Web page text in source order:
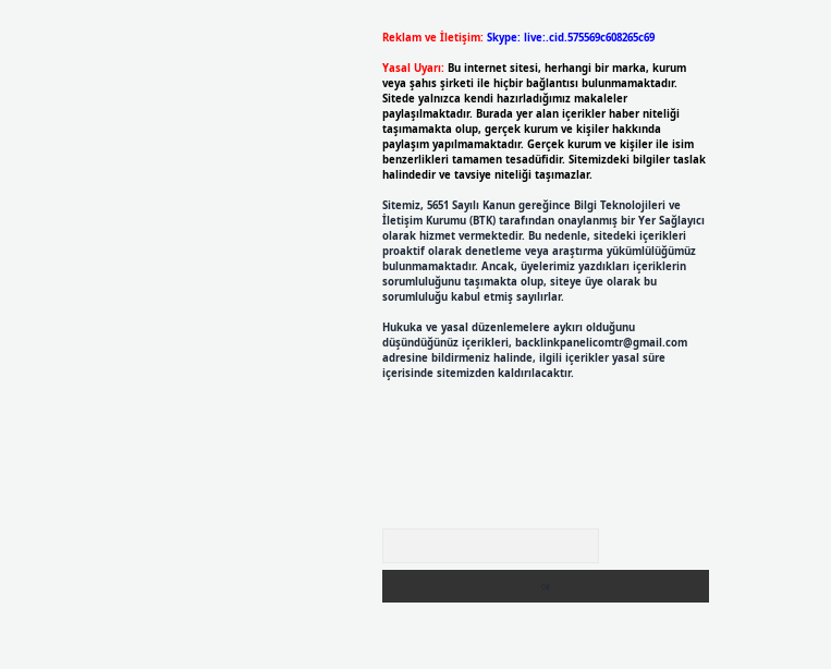
Reklam ve İletişim: Skype: live:.cid.575569c608265c69
Yasal Uyarı: Bu internet sitesi, herhangi bir marka, kurum
veya şahıs şirketi ile hiçbir bağlantısı bulunmamaktadır.
Sitede yalnızca kendi hazırladığımız makaleler
paylaşılmaktadır. Burada yer alan içerikler haber niteliği
taşımamakta olup, gerçek kurum ve kişiler hakkında
paylaşım yapılmamaktadır. Gerçek kurum ve kişiler ile isim
benzerlikleri tamamen tesadüfidir. Sitemizdeki bilgiler taslak
halindedir ve tavsiye niteliği taşımazlar.
Sitemiz, 5651 Sayılı Kanun gereğince Bilgi Teknolojileri ve
İletişim Kurumu (BTK) tarafından onaylanmış bir Yer Sağlayıcı
olarak hizmet vermektedir. Bu nedenle, sitedeki içerikleri
proaktif olarak denetleme veya araştırma yükümlülüğümüz
bulunmamaktadır. Ancak, üyelerimiz yazdıkları içeriklerin
sorumluluğunu taşımakta olup, siteye üye olarak bu
sorumluluğu kabul etmiş sayılırlar.
Hukuka ve yasal düzenlemelere aykırı olduğunu
düşündüğünüz içerikleri, backlinkpanelicomtr@gmail.com
adresine bildirmeniz halinde, ilgili içerikler yasal süre
içerisinde sitemizden kaldırılacaktır.